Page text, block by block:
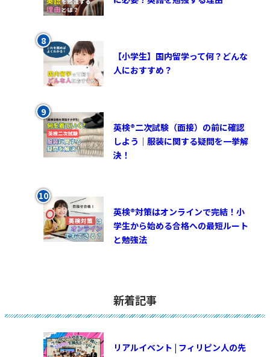
【小学生】国内留学って何？どんな
人におすすめ？
英検®︎二次試験（面接）の前に確認
しよう｜服装に関する疑問を一挙解
決！
英検®対策はオンラインで完結！小
学生から始める合格への最短ルート
と勉強法
新着記事
リアルイベント | フィリピン人の先